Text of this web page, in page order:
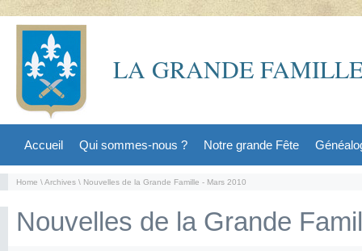
LA GRANDE
Accueil Qui sommes-nous ? Notre grande Fête
Home \Archives \ Nouvelles de la Grande Famille - Mars 2010
Nouvelles de la Grande